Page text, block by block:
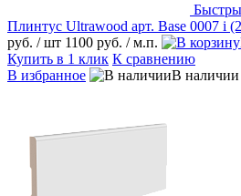
Плинтус Ultrawood арт. Base 0007 i
руб. / шт 1100 руб. / м.п.
Купить в 1 клик К сравнению
В избранное
В наличии